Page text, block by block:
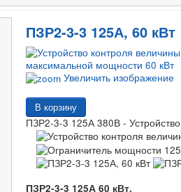
ПЗР2-3-3 125А, 60 кВт
Увеличить изображение
ПЗР2-3-3 125А 380В -
ПЗР2-3-3 125А 60 кВт.